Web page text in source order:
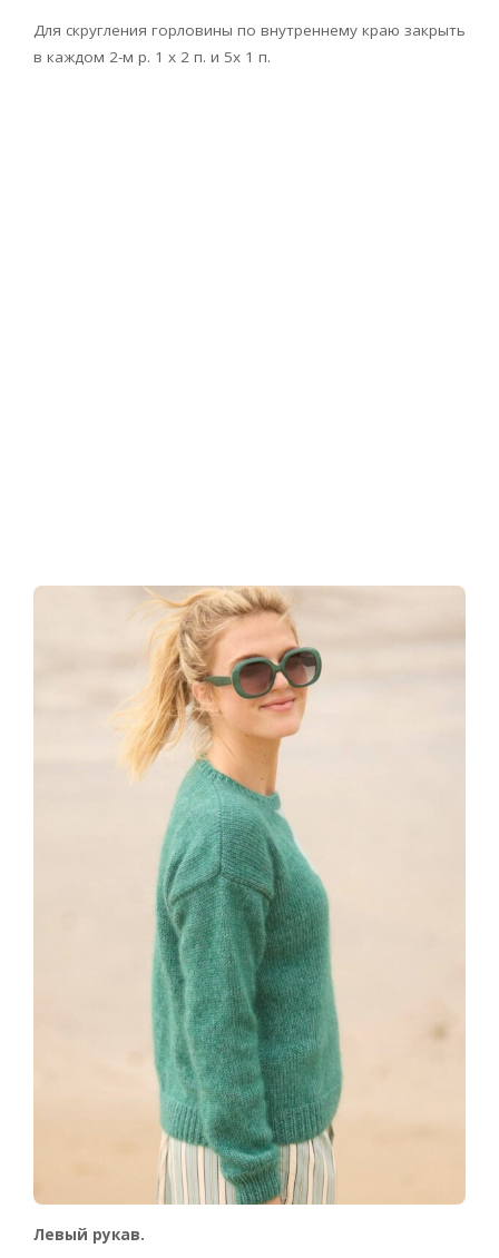
Для скругления горловины по внутреннему краю закрыть
в каждом 2-м р. 1 х 2 п. и 5х 1 п.
Левый рукав.